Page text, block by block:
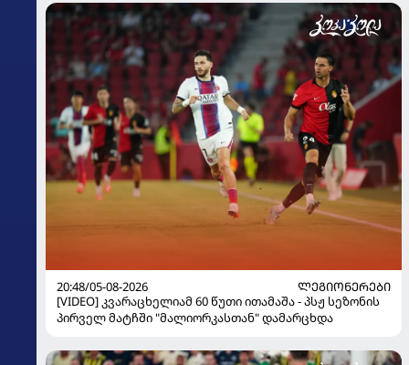
20:48/05-08-2026
ᲚᲔᲒᲘᲝᲜᲔᲠᲔᲑᲘ
[VIDEO] კვარაცხელიამ 60 წუთი ითამაშა - პსჟ სეზონის
პირველ მატჩში "მალიორკასთან" დამარცხდა